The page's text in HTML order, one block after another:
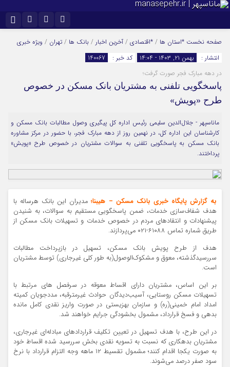
اینستاگرام تلگرام
سروش ایتا
آپارات
نام کاربری یا نشانی ایمیل
رمز عبور
مرا به خاطر بسپار
صفحه نخست *استان ها / *اقتصادی / آخرین اخبار / بانک ها / تهران / ویژه خبری
انتشار :
بهمن ۲۱, ۱۴۰۳ - ۱۴:۰۴ کد خبر :
140067
در دهه مبارک فجر صورت گرفت؛
پاسخگویی تلفنی به مشتریان بانک مسکن در خصوص
طرح «پویش»
ماناسپهر - جلال‌الدین سلیمی رئیس اداره کل پیگیری وصول مطالبات بانک مسکن و
کارشناسان این اداره کل، در نهمین روز از دهه مبارک فجر، با حضور در مرکز مشاوره
بانک مسکن به پاسخگویی تلفنی به سوالات مشتریان در خصوص طرح «پویش»
پرداختند.
به گزارش پایگاه خبری بانک مسکن – هیبنا؛مدیران این بانک هرساله با
هدف شفاف‌سازی خدمات، ضمن پاسخگویی مستقیم به سوالات، به شنیدن
پیشنهادات و انتقادهای مردم در خصوص خدمات و تسهیلات بانک مسکن از
طریق شماره تماس ۶۱۰۸۸-۰۲۱ می‌پردازند.
هدف از طرح پویش بانک مسکن، تسهیل در بازپرداخت مطالبات
سررسیدگذشته، معوق و مشکوک‌الوصول(به طور کلی غیرجاری) توسط مشتریان
است.
بر این اساس، مشتریان دارای اقساط معوقه در سرفصل های مرتبط با
تسهیلات مسکن روستایی، آسیب‌دیدگان حوادث غیرمترقبه، مددجویان کمیته
امداد امام خمینی(ره) و سازمان بهزیستی در صورت واریز نقدی کامل مانده
بدهی و فسخ قرارداد، مشمول بخشودگی جرایم خواهند شد.
در این طرح، با هدف تسهیل در تعیین تکلیف قراردادهای مبادله‌ای غیرجاری،
مشتریان بدهکاری که نسبت به تسویه نقدی بخش سررسید شده اقساط خود
به صورت یکجا اقدام کنند؛ مشمول تقسیط ۱۲ ماهه وجه التزام قرارداد با نرخ
سود صفر درصد می‌شوند.